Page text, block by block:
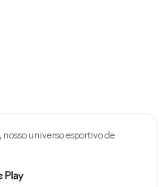
, nosso universo esportivo de